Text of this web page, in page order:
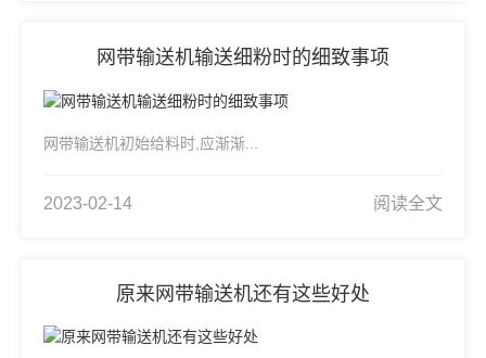
网带输送机输送细粉时的细致事项
网带输送机初始给料时,应渐渐...
2023-02-14 阅读全文
原来网带输送机还有这些好处